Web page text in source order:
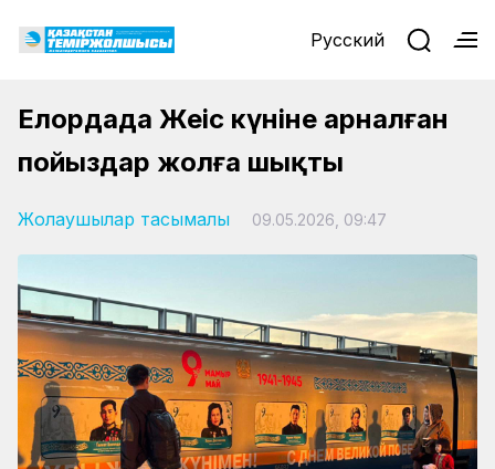
Русский
Елордада Жеңіс күніне арналған
пойыздар жолға шықты
Жолаушылар тасымалы 09.05.2026, 09:47